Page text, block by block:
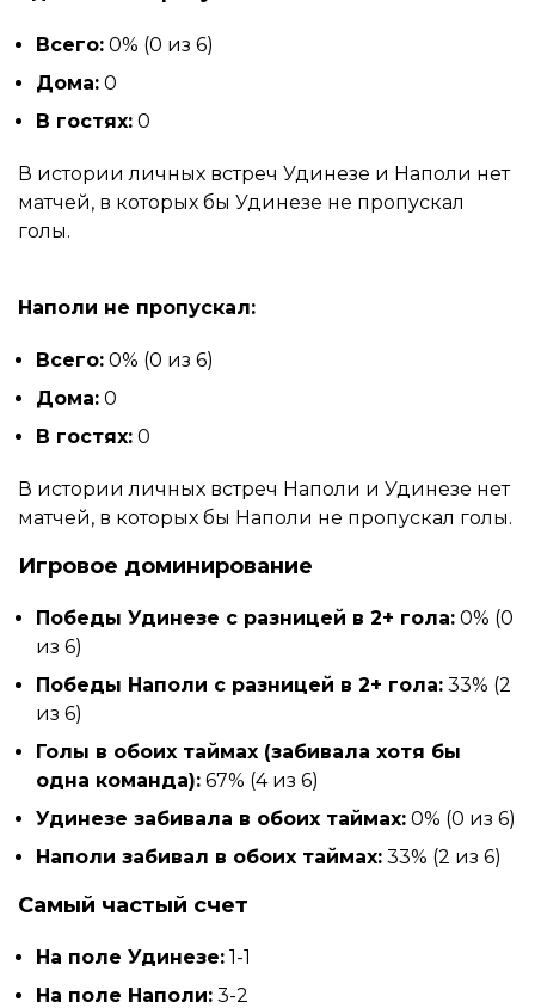
Всего: 0% (0 из 6)
Дома: 0
В гостях: 0
В истории личных встреч Удинезе и Наполи нет
матчей, в которых бы Удинезе не пропускал
голы.
Наполи не пропускал:
Всего: 0% (0 из 6)
Дома: 0
В гостях: 0
В истории личных встреч Наполи и Удинезе нет
матчей, в которых бы Наполи не пропускал голы.
Игровое доминирование
Победы Удинезе с разницей в 2+ гола: 0% (0
из 6)
Победы Наполи с разницей в 2+ гола: 33% (2
из 6)
Голы в обоих таймах (забивала хотя бы
одна команда): 67% (4 из 6)
Удинезе забивала в обоих таймах: 0% (0 из 6)
Наполи забивал в обоих таймах: 33% (2 из 6)
Самый частый счет
На поле Удинезе: 1-1
На поле Наполи: 3-2